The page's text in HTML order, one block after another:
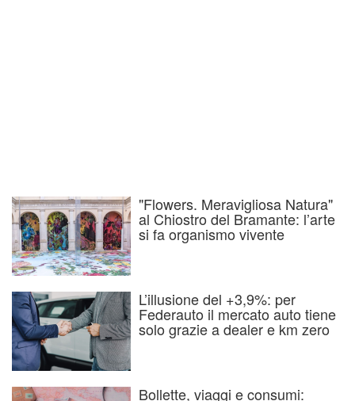
"Flowers. Meravigliosa Natura"
al Chiostro del Bramante: l’arte
si fa organismo vivente
L’illusione del +3,9%: per
Federauto il mercato auto tiene
solo grazie a dealer e km zero
Bollette, viaggi e consumi: